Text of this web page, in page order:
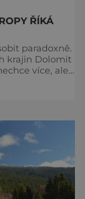
ŘÍKÁ
paradoxně.
krajin Dolomit
více, ale
nová
Jde o
být obětí